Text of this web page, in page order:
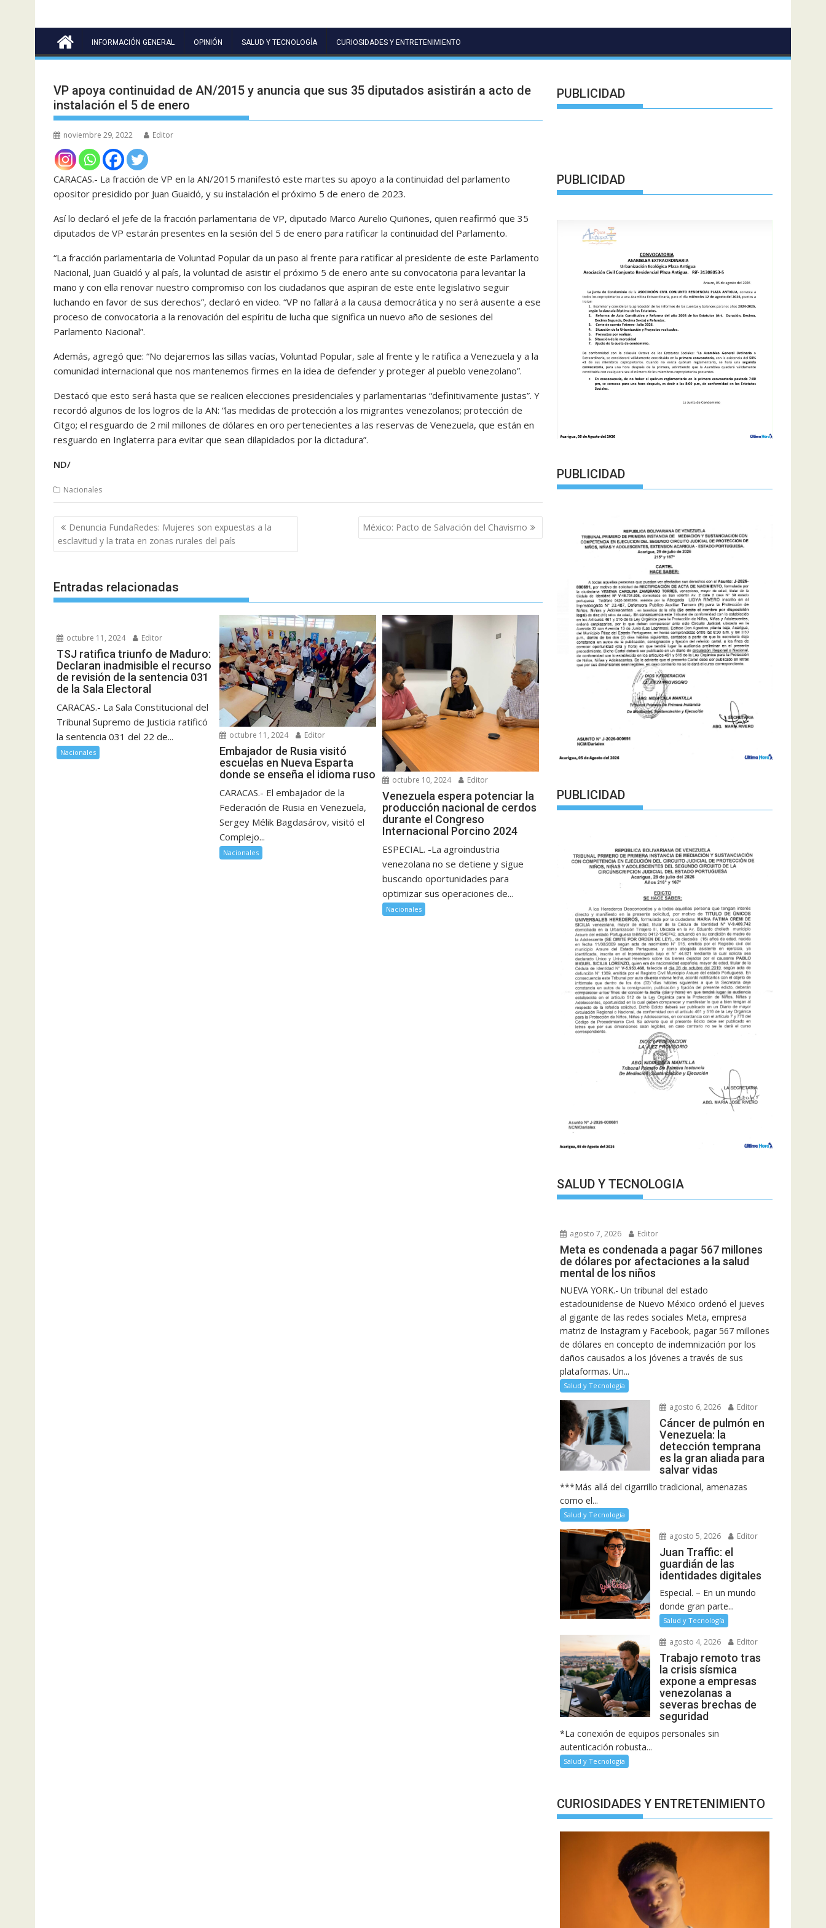
INFORMACIÓN GENERAL OPINIÓN SALUD Y TECNOLOGÍA CURIOSIDADES Y ENTRETENIMIENTO
VP apoya continuidad de AN/2015 y anuncia que sus 35 diputados asistirán a acto de
instalación el 5 de enero
noviembre 29, 2022 Editor
CARACAS.- La fracción de VP en la AN/2015 manifestó este martes su apoyo a la continuidad del parlamento
opositor presidido por Juan Guaidó, y su instalación el próximo 5 de enero de 2023.
Así lo declaró el jefe de la fracción parlamentaria de VP, diputado Marco Aurelio Quiñones, quien reafirmó que 35
diputados de VP estarán presentes en la sesión del 5 de enero para ratificar la continuidad del Parlamento.
“La fracción parlamentaria de Voluntad Popular da un paso al frente para ratificar al presidente de este Parlamento
Nacional, Juan Guaidó y al país, la voluntad de asistir el próximo 5 de enero ante su convocatoria para levantar la
mano y con ella renovar nuestro compromiso con los ciudadanos que aspiran de este ente legislativo seguir
luchando en favor de sus derechos”, declaró en video. “VP no fallará a la causa democrática y no será ausente a ese
proceso de convocatoria a la renovación del espíritu de lucha que significa un nuevo año de sesiones del
Parlamento Nacional”.
Además, agregó que: “No dejaremos las sillas vacías, Voluntad Popular, sale al frente y le ratifica a Venezuela y a la
comunidad internacional que nos mantenemos firmes en la idea de defender y proteger al pueblo venezolano”.
Destacó que esto será hasta que se realicen elecciones presidenciales y parlamentarias “definitivamente justas”. Y
recordó algunos de los logros de la AN: “las medidas de protección a los migrantes venezolanos; protección de
Citgo; el resguardo de 2 mil millones de dólares en oro pertenecientes a las reservas de Venezuela, que están en
resguardo en Inglaterra para evitar que sean dilapidados por la dictadura”.
ND/
Nacionales
Navegación
de
entradas
Denuncia FundaRedes: Mujeres son expuestas a la
esclavitud y la trata en zonas rurales del país
México: Pacto de Salvación del Chavismo
Entradas relacionadas
octubre 11, 2024 Editor
TSJ ratifica triunfo de Maduro:
Declaran inadmisible el recurso
de revisión de la sentencia 031
de la Sala Electoral
CARACAS.- La Sala Constitucional del
Tribunal Supremo de Justicia ratificó
la sentencia 031 del 22 de...
Nacionales
octubre 11, 2024 Editor
Embajador de Rusia visitó
escuelas en Nueva Esparta
donde se enseña el idioma ruso
CARACAS.- El embajador de la
Federación de Rusia en Venezuela,
Sergey Mélik Bagdasárov, visitó el
Complejo...
Nacionales
octubre 10, 2024 Editor
Venezuela espera potenciar la
producción nacional de cerdos
durante el Congreso
Internacional Porcino 2024
ESPECIAL. -La agroindustria
venezolana no se detiene y sigue
buscando oportunidades para
optimizar sus operaciones de...
Nacionales
PUBLICIDAD
PUBLICIDAD
PUBLICIDAD
PUBLICIDAD
SALUD Y TECNOLOGIA
agosto 7, 2026 Editor
Meta es condenada a pagar 567 millones
de dólares por afectaciones a la salud
mental de los niños
NUEVA YORK.- Un tribunal del estado
estadounidense de Nuevo México ordenó el jueves
al gigante de las redes sociales Meta, empresa
matriz de Instagram y Facebook, pagar 567 millones
de dólares en concepto de indemnización por los
daños causados a los jóvenes a través de sus
plataformas. Un...
Salud y Tecnología
agosto 6, 2026 Editor
Cáncer de pulmón en
Venezuela: la
detección temprana
es la gran aliada para
salvar vidas
***Más allá del cigarrillo tradicional, amenazas
como el...
Salud y Tecnología
agosto 5, 2026 Editor
Juan Traffic: el
guardián de las
identidades digitales
Especial. – En un mundo
donde gran parte...
Salud y Tecnología
agosto 4, 2026 Editor
Trabajo remoto tras
la crisis sísmica
expone a empresas
venezolanas a
severas brechas de
seguridad
*La conexión de equipos personales sin
autenticación robusta...
Salud y Tecnología
CURIOSIDADES Y ENTRETENIMIENTO